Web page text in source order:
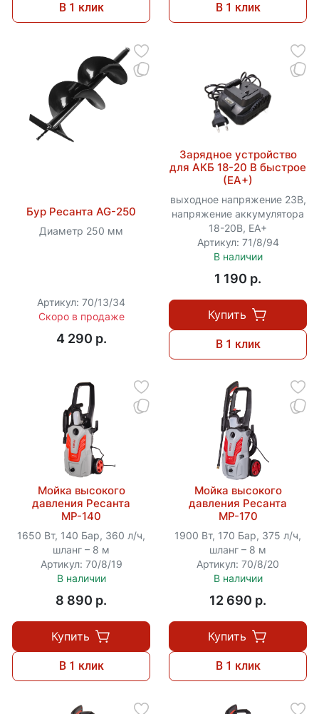
В 1 клик В 1 клик
Бур Ресанта AG-250
Диаметр 250 мм
Артикул: 70/13/34
Скоро в продаже
4 290 p.
Зарядное устройство
для АКБ 18-20 В быстрое
(ЕА+)
выходное напряжение 23В,
напряжение аккумулятора
18-20В, ЕА+
Артикул: 71/8/94
В наличии
1 190 p.
Купить
В 1 клик
Мойка высокого
давления Ресанта
МР-140
1650 Вт, 140 Бар, 360 л/ч,
шланг – 8 м
Артикул: 70/8/19
В наличии
8 890 p.
Купить
В 1 клик
Мойка высокого
давления Ресанта
МР-170
1900 Вт, 170 Бар, 375 л/ч,
шланг – 8 м
Артикул: 70/8/20
В наличии
12 690 p.
Купить
В 1 клик